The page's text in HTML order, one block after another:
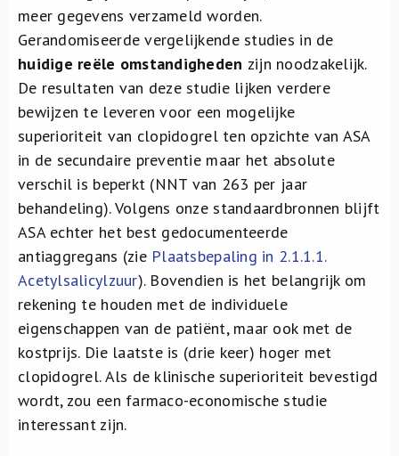
meer gegevens verzameld worden.
Gerandomiseerde vergelijkende studies in de
huidige reële omstandigheden zijn noodzakelijk.
De resultaten van deze studie lijken verdere
bewijzen te leveren voor een mogelijke
superioriteit van clopidogrel ten opzichte van ASA
in de secundaire preventie maar het absolute
verschil is beperkt (NNT van 263 per jaar
behandeling). Volgens onze standaardbronnen blijft
ASA echter het best gedocumenteerde
antiaggregans (zie Plaatsbepaling in 2.1.1.1.
Acetylsalicylzuur). Bovendien is het belangrijk om
rekening te houden met de individuele
eigenschappen van de patiënt, maar ook met de
kostprijs. Die laatste is (drie keer) hoger met
clopidogrel. Als de klinische superioriteit bevestigd
wordt, zou een farmaco-economische studie
interessant zijn.